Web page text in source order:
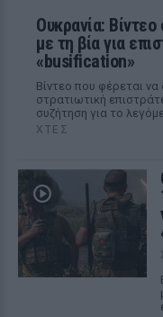
Ουκρανία:
με τη βία για
«busification»
Βίντεο που φέρεται να
στρατιωτική
συζήτηση για το
ΧΤΕΣ